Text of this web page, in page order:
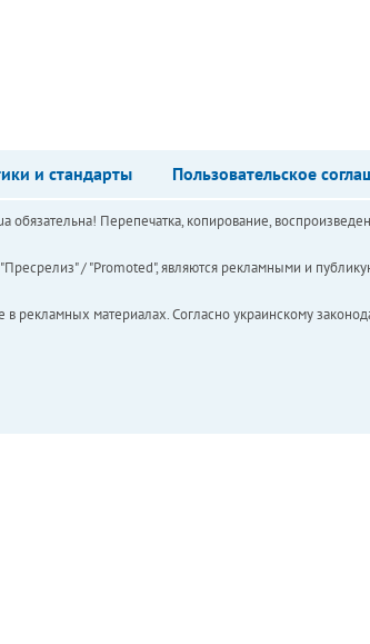
и стандарты Пользовательское
Перепечатка, копирование,
/ "Promoted", являются рекламными и
материалах. Согласно украинскому